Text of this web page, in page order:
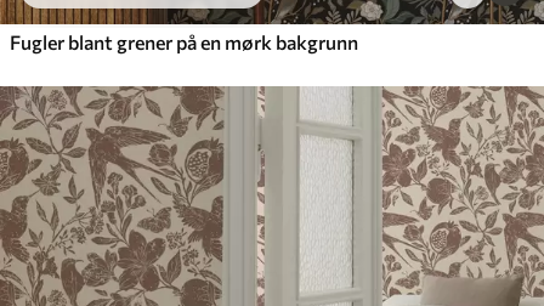
Fugler blant grener på en mørk bakgrunn